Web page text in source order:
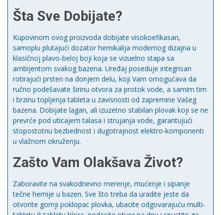
Šta Sve Dobijate?
Kupovinom ovog proizvoda dobijate visokoefikasan,
samoplu plutajući dozator hemikalija modernog dizajna u
klasičnoj plavo-beloj boji koja se vizuelno stapa sa
ambijentom svakog bazena. Uređaj poseduje integrisan
rotirajući prsten na donjem delu, koji Vam omogućava da
ručno podešavate širinu otvora za protok vode, a samim tim
i brzinu topljenja tableta u zavisnosti od zapremine Vašeg
bazena. Dobijate lagan, ali izuzetno stabilan plovak koji se ne
prevrće pod uticajem talasa i strujanja vode, garantujući
stopostotnu bezbednost i dugotrajnost elektro-komponenti
u vlažnom okruženju.
Zašto Vam Olakšava Život?
Zaboravite na svakodnevno merenje, mućenje i sipanje
tečne hemije u bazen. Sve što treba da uradite jeste da
otvorite gornji poklopac plovka, ubacite odgovarajuću multi-